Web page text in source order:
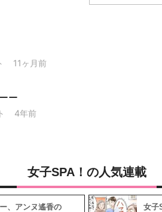
女子SPA！の人気連載
、アンヌ遙香の 女子